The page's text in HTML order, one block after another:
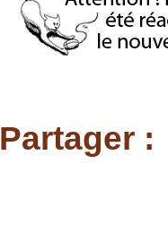
Partager :